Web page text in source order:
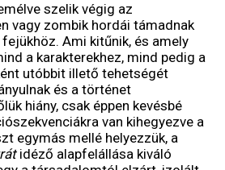
szelik végig az
vagy zombik hordái támadnak
Ami kitűnik, és amely
a karakterekhez, mind pedig a
utóbbit illető tehetségét
és a történet
hiány, csak éppen kevésbé
van kihegyezve a
egymás mellé helyezzük, a
idéző alapfelállása kiváló